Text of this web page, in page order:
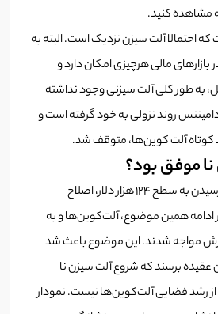
مشاهده کنید.
احتمالا آلت سیزن نزدیک است. البته به
مالی هرچیزی امکان دارد و
طور کلی آلت سیزنی وجود نداشته
دامیننس روند نزولی به خود گرفته است و
کوتاه آلت کوین‌ها، متوقف شد.
موفق بود؟
قیمت بیت کوین بعد از رسیدن به سطح 124 هزار دلار، اصلاح
ادامه همین موضوع، آلت‌کوین‌ها و به
مواجه شدند. این موضوع باعث شد
عقیده برسند که شروع آلت سیزن نا
رشد فضایی آلت‌کوین‌ها نیست. نمودار